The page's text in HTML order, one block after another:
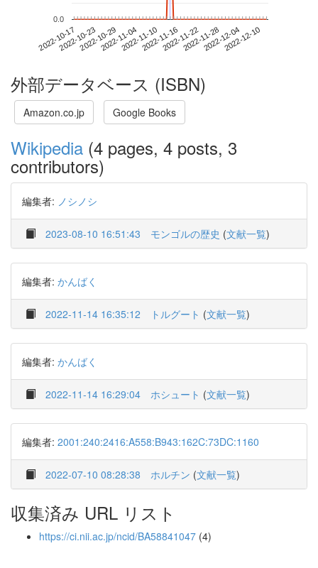
2022-10-172022-10-232022-10-292022-11-042022-11-102022-11-162022-11-222022-11-282022-12-042022-12-10
0.0
外部データベース (ISBN)
Amazon.co.jp Google Books
Wikipedia (4 pages, 4 posts, 3
contributors)
編集者: ノシノシ
2023-08-10 16:51:43 モンゴルの歴史 (文献一覧)
編集者: かんばく
2022-11-14 16:35:12 トルグート (文献一覧)
編集者: かんばく
2022-11-14 16:29:04 ホシュート (文献一覧)
編集者: 2001:240:2416:A558:B943:162C:73DC:1160
2022-07-10 08:28:38 ホルチン (文献一覧)
収集済み URL リスト
https://ci.nii.ac.jp/ncid/BA58841047 (4)